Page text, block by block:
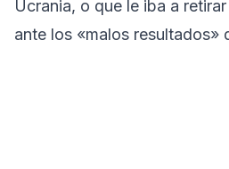
Ucrania, o que le iba a
ante los «malos resultados»